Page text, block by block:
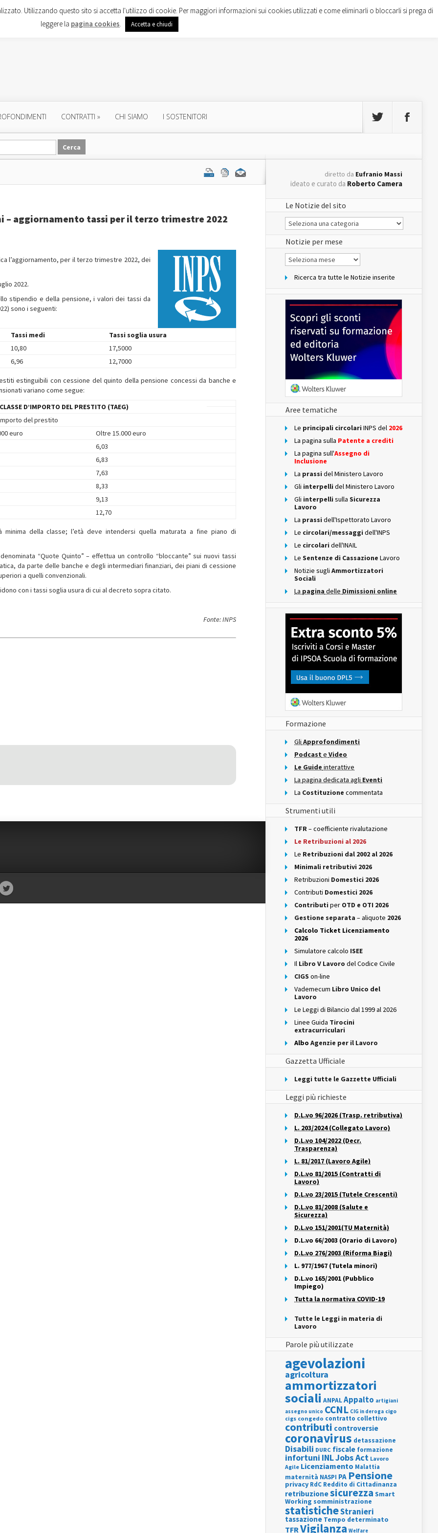
CONTRATTI » CHI SIAMO I SOSTENITORI
– aggiornamento tassi per il terzo trimestre 2022
l’aggiornamento, per il terzo trimestre 2022, dei
2022.
stipendio e della pensione, i valori dei tassi da
sono i seguenti:
Tassi medi
Tassi soglia usura
10,80
17,5000
6,96 12,7000
estinguibili con cessione del quinto della pensione concessi da banche e
variano come segue:
D’IMPORTO DEL PRESTITO (TAEG)
del prestito
euro
Oltre 15.000 euro
6,03
6,83
7,63
8,33
9,13
12,70
della classe; l’età deve intendersi quella maturata a fine piano di
“Quote Quinto” – effettua un controllo “bloccante” sui nuovi tassi
da parte delle banche e degli intermediari finanziari, dei piani di cessione
a quelli convenzionali.
con i tassi soglia usura di cui al decreto sopra citato.
Fonte: INPS
diretto da Eufranio Massi
ideato e curato da Roberto Camera
Le Notizie del sito
Le
Notizie
del
sito
Notizie per mese
Notizie
per
Ricerca tra tutte le Notizie inserite
Aree tematiche
Le principali circolari INPS del 2026
La pagina sulla Patente a crediti
La pagina sull'Assegno di
Inclusione
La prassi del Ministero Lavoro
Gli interpelli del Ministero Lavoro
Gli interpelli sulla Sicurezza
Lavoro
La prassi dell'Ispettorato Lavoro
Le circolari/messaggi dell'INPS
Le circolari dell'INAIL
Le Sentenze di Cassazione Lavoro
Notizie sugli Ammortizzatori
Sociali
La pagina delle Dimissioni online
Formazione
Gli Approfondimenti
Podcast e Video
Le Guide interattive
La pagina dedicata agli Eventi
La Costituzione commentata
Strumenti utili
TFR– coefficiente rivalutazione
Le Retribuzioni al 2026
Le Retribuzioni dal 2002 al 2026
Minimali retributivi 2026
Retribuzioni Domestici 2026
Contributi Domestici 2026
Contributi per OTD e OTI 2026
Gestione separata – aliquote 2026
Calcolo Ticket Licenziamento
2026
Simulatore calcolo ISEE
Il Libro V Lavoro del Codice Civile
CIGS on-line
Vademecum Libro Unico del
Lavoro
Le Leggi di Bilancio dal 1999 al 2026
Linee Guida Tirocini
extracurriculari
Albo Agenzie per il Lavoro
Gazzetta Ufficiale
Leggi tutte le Gazzette Ufficiali
Leggi più richieste
D.L.vo 96/2026 (Trasp. retributiva)
L. 203/2024 (Collegato Lavoro)
D.L.vo 104/2022 (Decr.
Trasparenza)
L. 81/2017 (Lavoro Agile)
D.L.vo 81/2015 (Contratti di
Lavoro)
D.L.vo 23/2015 (Tutele Crescenti)
D.L.vo 81/2008 (Salute e
Sicurezza)
D.L.vo 151/2001(TU Maternità)
D.L.vo 66/2003 (Orario di Lavoro)
D.L.vo 276/2003 (Riforma Biagi)
L. 977/1967 (Tutela minori)
D.L.vo 165/2001 (Pubblico
Impiego)
Tutta la normativa COVID-19
Tutte le Leggi in materia di
Lavoro
Parole più utilizzate
agevolazioni
agricoltura
ammortizzatori
sociali ANPALAppalto artigiani
assegno unico CCNL CIG in deroga cigo
cigs congedo contratto collettivo
contributi controversie
coronavirus detassazione
Disabili DURC fiscale formazione
infortuni INLJobs Act Lavoro
Agile Licenziamento Malattia
maternità NASPI PA Pensione
privacy RdC Reddito di Cittadinanza
retribuzionesicurezza Smart
Working somministrazione
statisticheStranieri
tassazione Tempo determinato
TFRVigilanza Welfare
Utilizzando questo sito si accetta l'utilizzo di cookie. Per maggiori informazioni sui cookies utilizzati e come eliminarli o bloccarli si prega di
leggere la pagina cookies. Accetta e chiudi